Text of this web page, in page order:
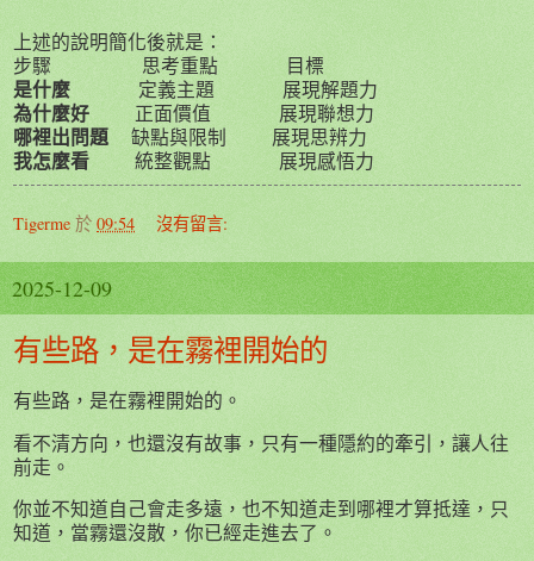
上述的說明簡化後就是：
步驟
思考重點 目標
是什麼 定義主題 展現解題力
為什麼好 正面價值 展現聯想力
哪裡出問題 缺點與限制 展現思辨力
我怎麼看 統整觀點 展現感悟力
Tigerme 於 09:54 沒有留言:
2025-12-09
有些路，是在霧裡開始的
有些路，是在霧裡開始的。
看不清方向，也還沒有故事，只有一種隱約的牽引，讓人往
前走。
你並不知道自己會走多遠，也不知道走到哪裡才算抵達，只
知道，當霧還沒散，你已經走進去了。